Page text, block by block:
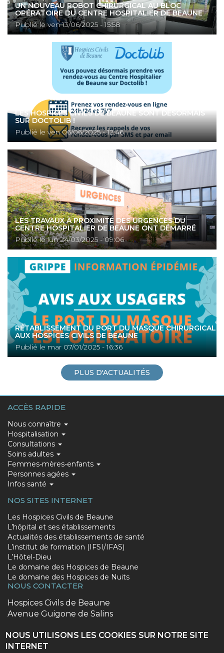
UN NOUVEAU ROBOT CHIRURGICAL AU BLOC
OPÉRATOIRE DU CENTRE HOSPITALIER DE BEAUNE
Publié leven 13/06/2025 - 15:58
LES HOSPICES CIVILS DE BEAUNE SONT DÉSORMAIS
SUR DOCTOLIB !
Publié leven 06/06/2025 - 12:46
LES TRAVAUX À PROXIMITÉ DES URGENCES DU
CENTRE HOSPITALIER DE BEAUNE ONT DÉMARRÉ
Publié lelun 24/03/2025 - 09:06
RÉTABLISSEMENT DU PORT DU MASQUE CHIRURGICAL
AUX HOSPICES CIVILS DE BEAUNE
Publié le mar 07/01/2025 - 16:36
PLUS D'ACTUALITÉS
ACCÈS RAPIDE
MAIN
NAVIGATION
Nous connaître
Hospitalisation
Consultations
Soins adultes
Femmes-mères-enfants
Personnes agées
Infos santé
NOS SITES INTERNET
PIED
DE
PAGE
(LIEN
DES
SITES)
Les Hospices Civils de Beaune
L’hôpital et ses établissements
Actualités des établissements de santé
L’institut de formation (IFSI/IFAS)
L’Hôtel-Dieu
Le domaine des Hospices de Beaune
Le domaine des Hospices de Nuits
NOUS CONTACTER
Adresse
postale
Hospices Civils de Beaune
Avenue Guigone de Salins
Numéro
de
03 80 24 44 44
ACCÈS DIVERS
NOUS UTILISONS LES COOKIES SUR NOTRE SITE
INTERNET